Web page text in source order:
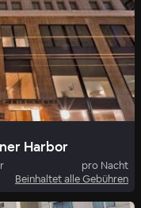
Harbor
pro Nacht
Beinhaltet alle Gebühren